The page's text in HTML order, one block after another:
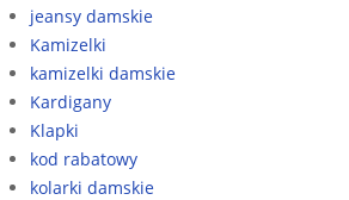
jeansy damskie
Kamizelki
kamizelki damskie
Kardigany
Klapki
kod rabatowy
kolarki damskie